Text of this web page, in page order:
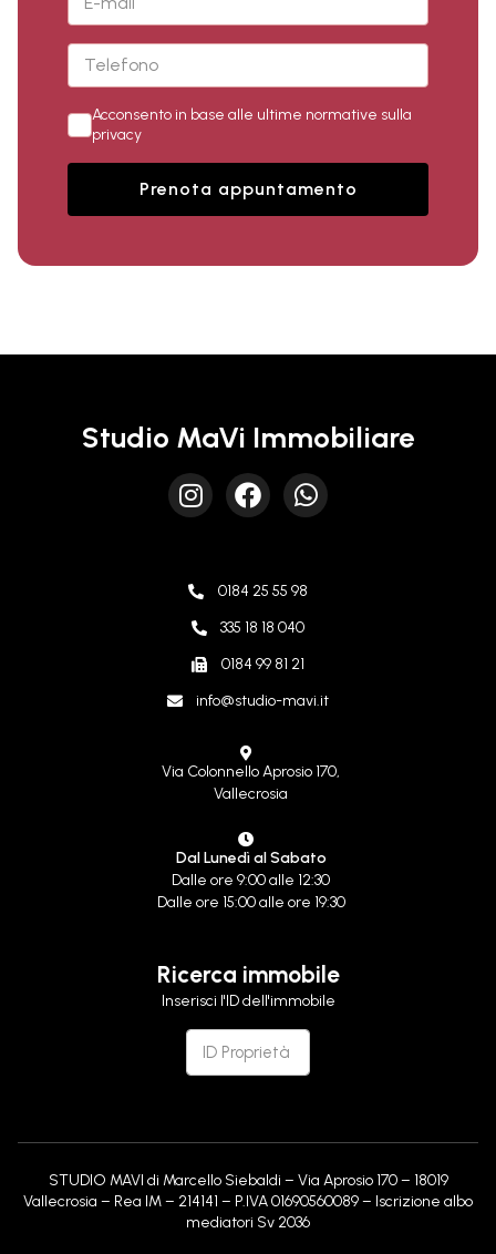
Acconsento in base alle ultime normative sulla
privacy
Prenota appuntamento
Studio MaVi Immobiliare
0184 25 55 98
335 18 18 040
0184 99 81 21
info@studio-mavi.it
Via Colonnello Aprosio 170,
Vallecrosia
Dal Lunedì al Sabato
Dalle ore 9:00 alle 12:30
Dalle ore 15:00 alle ore 19:30
Ricerca immobile
Inserisci l'ID dell'immobile
STUDIO MAVI di Marcello Siebaldi – Via Aprosio 170 – 18019
Vallecrosia – Rea IM – 214141 – P.IVA 01690560089 – Iscrizione albo
mediatori Sv 2036